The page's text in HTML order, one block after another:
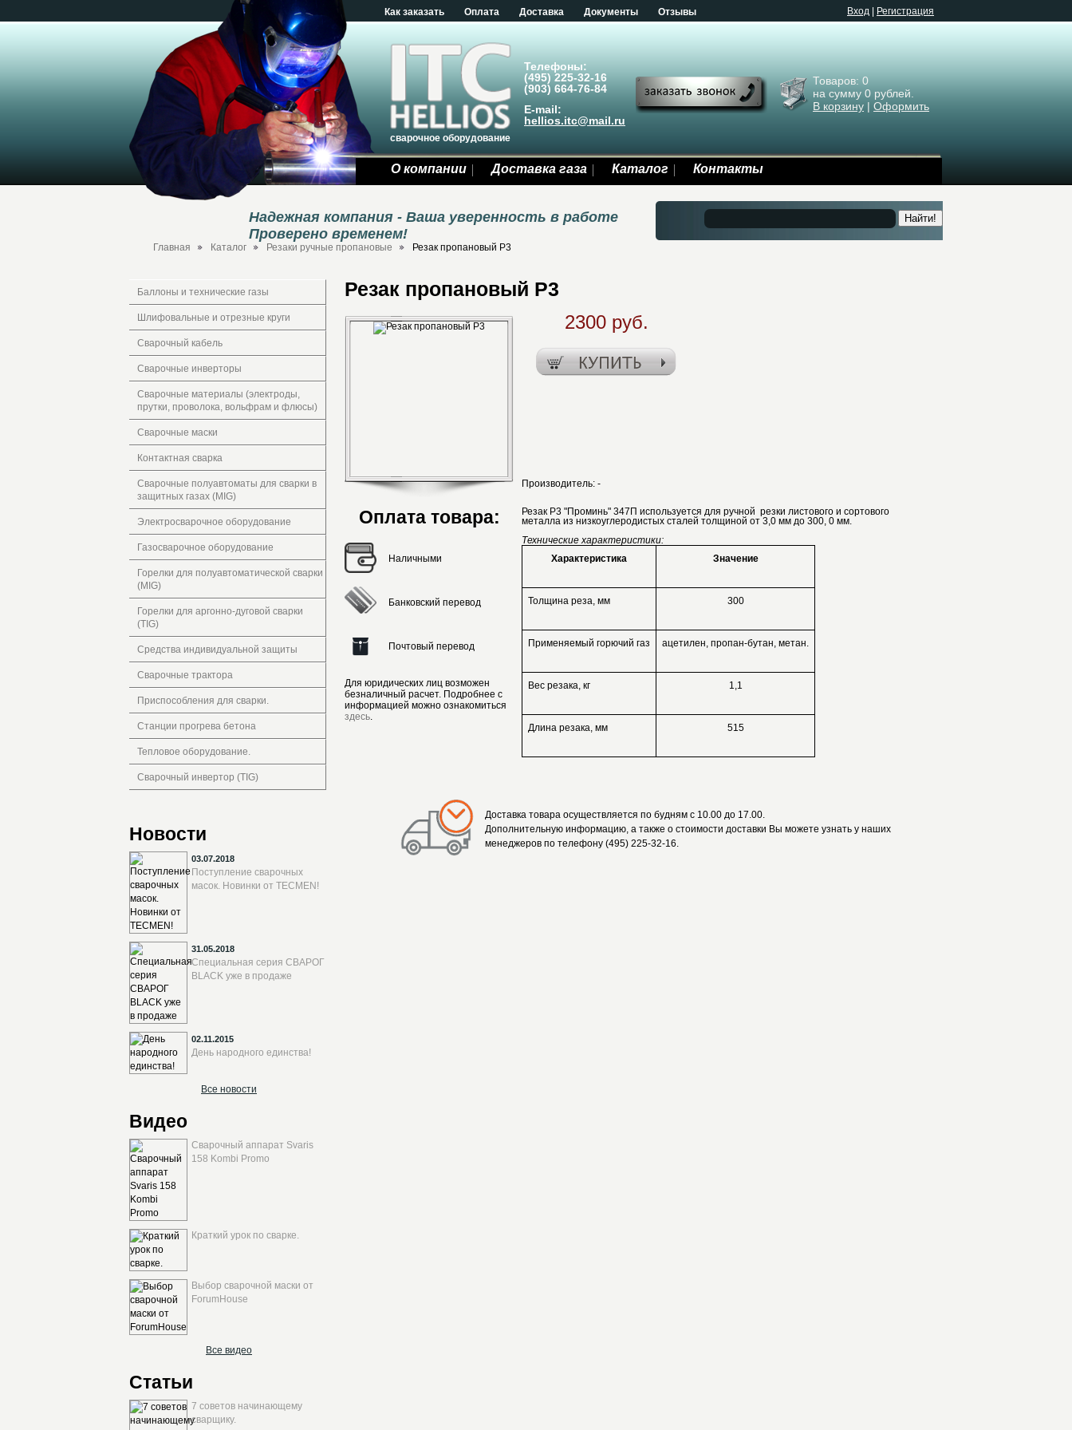
Как заказать Оплата Доставка Документы Отзывы Bход Регистрация
сварочное оборудование
Телефоны:
(495) 225-32-16
(903) 664-76-84
E-mail:
hellios.itc@mail.ru
Товаров: 0
на сумму 0 рублей.
В корзину | Оформить
О компании Доставка газа Каталог Контакты
Надежная компания - Ваша уверенность в работе
Проверено временем!
Найти!
Главная Каталог Резаки ручные пропановые Резак пропановый Р3
Баллоны и технические газы
Шлифовальные и отрезные круги
Сварочный кабель
Сварочные инверторы
Сварочные материалы (электроды,
прутки, проволока, вольфрам и флюсы)
Сварочные маски
Контактная сварка
Сварочные полуавтоматы для сварки в
защитных газах (MIG)
Электросварочное оборудование
Газосварочное оборудование
Горелки для полуавтоматической сварки
(MIG)
Горелки для аргонно-дуговой сварки
(TIG)
Средства индивидуальной защиты
Сварочные трактора
Приспособления для сварки.
Станции прогрева бетона
Тепловое оборудование.
Сварочный инвертор (TIG)
Новости
03.07.2018
Поступление сварочных
масок. Новинки от TECMEN!
31.05.2018
Специальная серия СВАРОГ
BLACK уже в продаже
02.11.2015
День народного единства!
Все новости
Видео
Сварочный аппарат Svaris
158 Kombi Promo
Краткий урок по сварке.
Выбор сварочной маски от
ForumHouse
Все видео
Статьи
7 советов начинающему
сварщику.
Резак пропановый Р3
Оплата товара:
Наличными
Банковский перевод
Почтовый перевод
Для юридических лиц возможен
безналичный расчет. Подробнее с
информацией можно ознакомиться
здесь.
2300 руб.
Производитель: -
Резак Р3 "Проминь" 347П используется для ручной резки листового и сортового
металла из низкоуглеродистых сталей толщиной от 3,0 мм до 300, 0 мм.
Технические характеристики:
Характеристика
Значение
Толщина реза, мм 300
Применяемый горючий газ ацетилен, пропан-бутан, метан.
Вес резака, кг 1,1
Длина резака, мм 515
Доставка товара осуществляется по будням с 10.00 до 17.00.
Дополнительную информацию, а также о стоимости доставки Вы можете узнать у наших
менеджеров по телефону (495) 225-32-16.